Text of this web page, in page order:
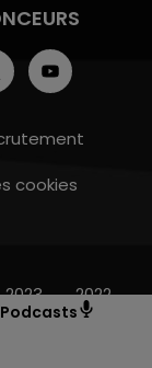
Podcasts
cookies
2023 2022